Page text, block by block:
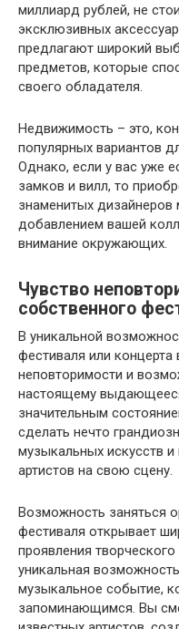
миллиард рублей, не
эксклюзивных
предлагают широкий
предметов, которые
своего обладателя.
Недвижимость – это,
популярных вариантов
Однако, если у вас уже
замков и вилл, то
знаменитых
добавлением вашей
внимание окружающих.
Чувство
собственного
В уникальной
фестиваля или
неповторимости и
настоящему
значительным
сделать нечто
музыкальных искусств и
артистов на свою сцену.
Возможность заняться
фестиваля открывает
проявления
уникальная
музыкальное событие,
запоминающимся. Вы